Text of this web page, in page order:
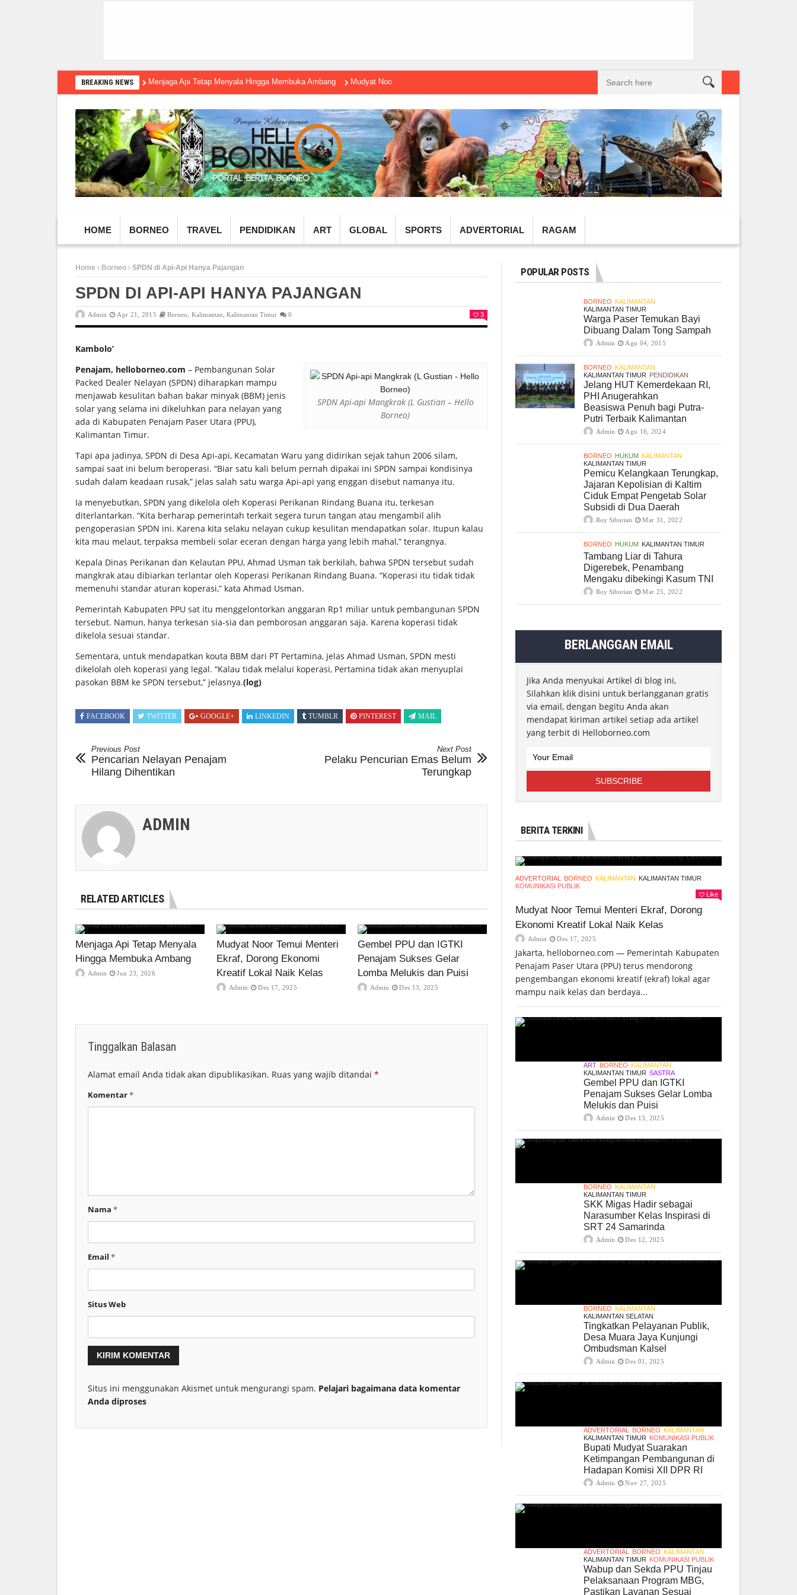
BREAKING NEWS Menjaga Api Tetap Menyala Hingga Membuka Ambang Mudyat Noor Temui Menteri Ekraf, Dorong Ekonomi Kreatif Lokal Naik Kelas Gembel PPU dan IGTKI Penajam Sukses Gelar
HOME BORNEO TRAVEL PENDIDIKAN ART GLOBAL SPORTS ADVERTORIAL RAGAM
Home Borneo SPDN di Api-Api Hanya Pajangan
SPDN DI API-API HANYA PAJANGAN
Admin Apr 21, 2015 Borneo Kalimantan ,Kalimantan Timur 0 3
Kambolo’
SPDN Api-api Mangkrak (L Gustian – Hello
Borneo)
Penajam, helloborneo.com – Pembangunan Solar
Packed Dealer Nelayan (SPDN) diharapkan mampu
menjawab kesulitan bahan bakar minyak (BBM) jenis
solar yang selama ini dikeluhkan para nelayan yang
ada di Kabupaten Penajam Paser Utara (PPU),
Kalimantan Timur.
Tapi apa jadinya, SPDN di Desa Api-api, Kecamatan Waru yang didirikan sejak tahun 2006 silam,
sampai saat ini belum beroperasi. “Biar satu kali belum pernah dipakai ini SPDN sampai kondisinya
sudah dalam keadaan rusak,” jelas salah satu warga Api-api yang enggan disebut namanya itu.
Ia menyebutkan, SPDN yang dikelola oleh Koperasi Perikanan Rindang Buana itu, terkesan
diterlantarkan. “Kita berharap pemerintah terkait segera turun tangan atau mengambil alih
pengoperasian SPDN ini. Karena kita selaku nelayan cukup kesulitan mendapatkan solar. Itupun kalau
kita mau melaut, terpaksa membeli solar eceran dengan harga yang lebih mahal,” terangnya.
Kepala Dinas Perikanan dan Kelautan PPU, Ahmad Usman tak berkilah, bahwa SPDN tersebut sudah
mangkrak atau dibiarkan terlantar oleh Koperasi Perikanan Rindang Buana. “Koperasi itu tidak tidak
memenuhi standar aturan koperasi,” kata Ahmad Usman.
Pemerintah Kabupaten PPU sat itu menggelontorkan anggaran Rp1 miliar untuk pembangunan SPDN
tersebut. Namun, hanya terkesan sia-sia dan pemborosan anggaran saja. Karena koperasi tidak
dikelola sesuai standar.
Sementara, untuk mendapatkan kouta BBM dari PT Pertamina, jelas Ahmad Usman, SPDN mesti
dikelolah oleh koperasi yang legal. “Kalau tidak melalui koperasi, Pertamina tidak akan menyuplai
pasokan BBM ke SPDN tersebut,” jelasnya.(log)
FACEBOOK TWITTER GOOGLE+ LINKEDIN TUMBLR PINTEREST MAIL
Previous Post
Pencarian Nelayan Penajam
Hilang Dihentikan
Next Post
Pelaku Pencurian Emas Belum
Terungkap
ADMIN
RELATED ARTICLES
Menjaga Api Tetap Menyala
Hingga Membuka Ambang
Admin Jun 23, 2026
Mudyat Noor Temui Menteri
Ekraf, Dorong Ekonomi
Kreatif Lokal Naik Kelas
Admin Des 17, 2025
Gembel PPU dan IGTKI
Penajam Sukses Gelar
Lomba Melukis dan Puisi
Admin Des 13, 2025
Tinggalkan Balasan
Alamat email Anda tidak akan dipublikasikan. Ruas yang wajib ditandai *
Komentar*
Nama *
Email *
Situs Web
Situs ini menggunakan Akismet untuk mengurangi spam. Pelajari bagaimana data komentar
Anda diproses
POPULAR POSTS
BORNEO KALIMANTAN
KALIMANTAN TIMUR
Warga Paser Temukan Bayi
Dibuang Dalam Tong Sampah
Admin Agu 04, 2015
BORNEO KALIMANTAN
KALIMANTAN TIMUR PENDIDIKAN
Jelang HUT Kemerdekaan RI,
PHI Anugerahkan
Beasiswa Penuh bagi Putra-
Putri Terbaik Kalimantan
Admin Agu 16, 2024
BORNEO HUKUM KALIMANTAN
KALIMANTAN TIMUR
Pemicu Kelangkaan Terungkap,
Jajaran Kepolisian di Kaltim
Ciduk Empat Pengetab Solar
Subsidi di Dua Daerah
Roy Siburian Mar 31, 2022
BORNEO HUKUM KALIMANTAN TIMUR
Tambang Liar di Tahura
Digerebek, Penambang
Mengaku dibekingi Kasum TNI
Roy Siburian Mar 25, 2022
BERLANGGAN EMAIL
Jika Anda menyukai Artikel di blog ini,
Silahkan klik disini untuk berlangganan gratis
via email, dengan begitu Anda akan
mendapat kiriman artikel setiap ada artikel
yang terbit di Helloborneo.com
BERITA TERKINI
ADVERTORIAL BORNEO KALIMANTAN KALIMANTAN TIMUR
KOMUNIKASI PUBLIK
Like
Mudyat Noor Temui Menteri Ekraf, Dorong
Ekonomi Kreatif Lokal Naik Kelas
Admin Des 17, 2025
Jakarta, helloborneo.com — Pemerintah Kabupaten
Penajam Paser Utara (PPU) terus mendorong
pengembangan ekonomi kreatif (ekraf) lokal agar
mampu naik kelas dan berdaya...
ART BORNEO KALIMANTAN
KALIMANTAN TIMUR SASTRA
Gembel PPU dan IGTKI
Penajam Sukses Gelar Lomba
Melukis dan Puisi
Admin Des 13, 2025
BORNEO KALIMANTAN
KALIMANTAN TIMUR
SKK Migas Hadir sebagai
Narasumber Kelas Inspirasi di
SRT 24 Samarinda
Admin Des 12, 2025
BORNEO KALIMANTAN
KALIMANTAN SELATAN
Tingkatkan Pelayanan Publik,
Desa Muara Jaya Kunjungi
Ombudsman Kalsel
Admin Des 01, 2025
ADVERTORIAL BORNEO KALIMANTAN
KALIMANTAN TIMUR KOMUNIKASI PUBLIK
Bupati Mudyat Suarakan
Ketimpangan Pembangunan di
Hadapan Komisi XII DPR RI
Admin Nov 27, 2025
ADVERTORIAL BORNEO KALIMANTAN
KALIMANTAN TIMUR KOMUNIKASI PUBLIK
Wabup dan Sekda PPU Tinjau
Pelaksanaan Program MBG,
Pastikan Layanan Sesuai